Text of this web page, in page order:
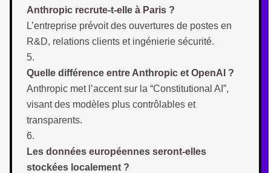
Anthropic recrute-t-elle à Paris ?
L’entreprise prévoit des ouvertures de postes en
R&D, relations clients et ingénierie sécurité.
Quelle différence entre Anthropic et OpenAI ?
Anthropic met l’accent sur la “Constitutional AI”,
visant des modèles plus contrôlables et
transparents.
Les données européennes seront-elles
stockées localement ?